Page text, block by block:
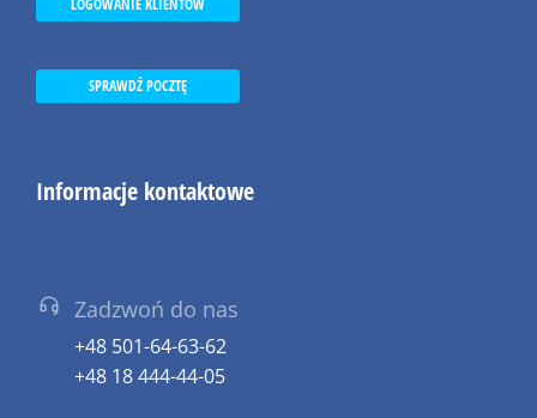
LOGOWANIE KLIENTÓW
SPRAWDŹ POCZTĘ
Informacje kontaktowe
Zadzwoń do nas
+48 501-64-63-62
+48 18 444-44-05